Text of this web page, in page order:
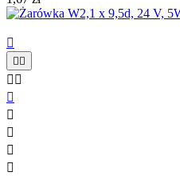

 
 




